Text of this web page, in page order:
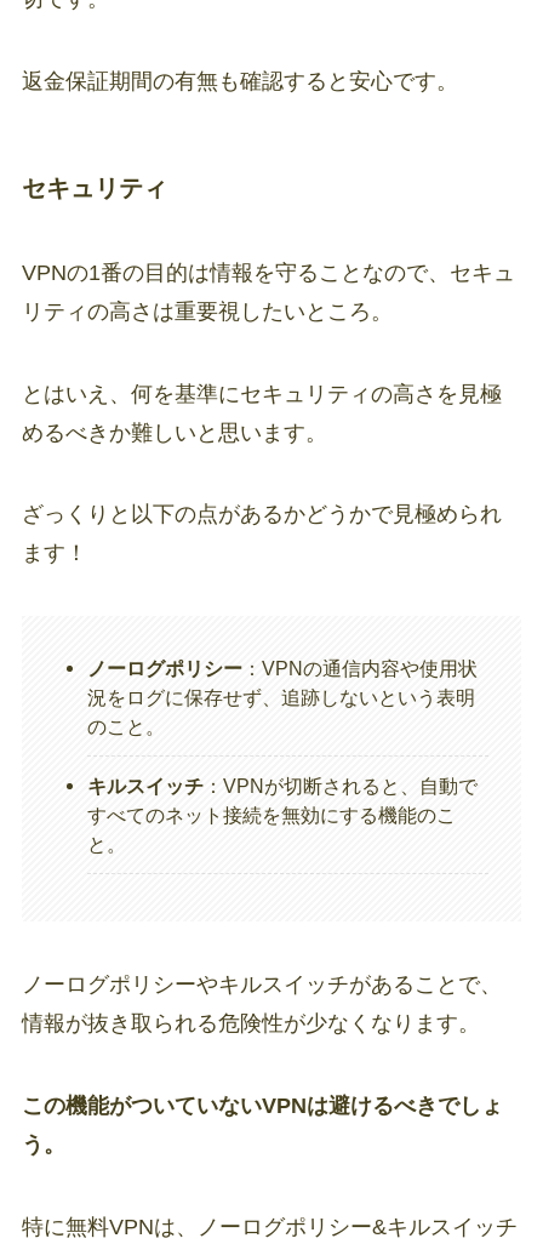
返金保証期間の有無も確認すると安心です。
セキュリティ
VPNの1番の目的は情報を守ることなので、セキュ
リティの高さは重要視したいところ。
とはいえ、何を基準にセキュリティの高さを見極
めるべきか難しいと思います。
ざっくりと以下の点があるかどうかで見極められ
ます！
ノーログポリシー：VPNの通信内容や使用状
況をログに保存せず、追跡しないという表明
のこと。
キルスイッチ：VPNが切断されると、自動で
すべてのネット接続を無効にする機能のこ
と。
ノーログポリシーやキルスイッチがあることで、
情報が抜き取られる危険性が少なくなります。
この機能がついていないVPNは避けるべきでしょ
う。
特に無料VPNは、ノーログポリシー&キルスイッチ